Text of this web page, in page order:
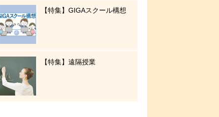
【特集】GIGAスクール構想
【特集】遠隔授業